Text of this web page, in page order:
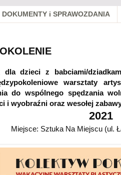
DOKUMENTY i SPRAWOZDANIA
dla dzieci z babciami/
warsztaty
do wspólnego spędzania
i wyobraźni oraz wesołej
2021
Miejsce: Sztuka Na Miejscu (ul.